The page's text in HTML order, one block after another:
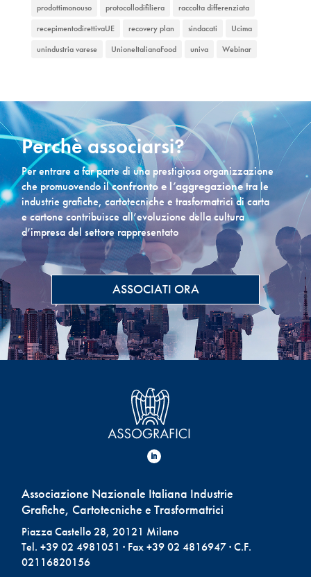
prodottimonouso
protocollodifiliera
raccolta differenziata
recepimentodirettivaUE
recovery plan sindacati
Ucima
unindustria varese
UnioneItalianaFood univa Webinar
Perchè associarsi?
Per entrare a far parte di una prestigiosa organizzazione
che promuovendo ilconfronto e l’aggregazionetra le
industrie grafiche, cartotecniche e trasformatrici di carta
e cartone contribuisce all’evoluzione della cultura
d’impresa del settore rappresentato
ASSOCIATI ORA
Associazione Nazionale Italiana Industrie
Grafiche, Cartotecniche e Trasformatrici
Piazza Castello 28, 20121 Milano
Tel. +39 02 4981051 · Fax +39 02 4816947 · C.F.
02116820156